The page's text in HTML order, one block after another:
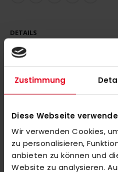
Zustimmung
Diese Webseite
Wir verwenden Cookies,
zu personalisieren,
anbieten zu können und
Website zu analysieren.
DETAILS
MORE INFORMATION
REVIEWS
Check items to add to the cart or